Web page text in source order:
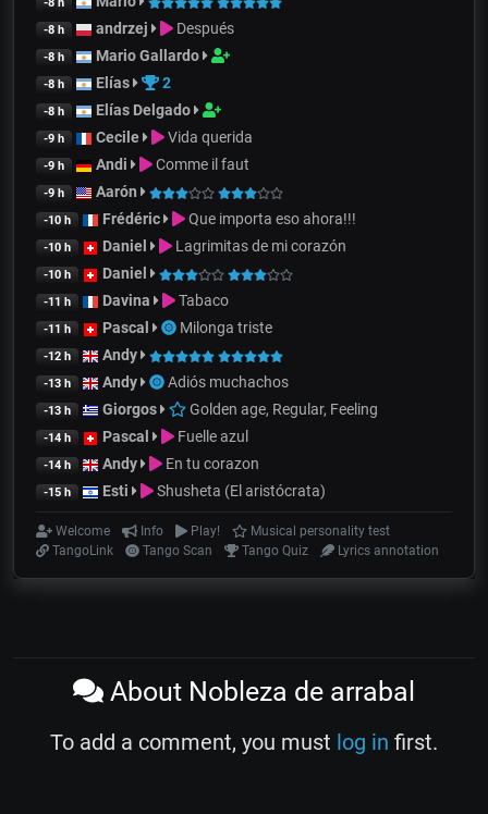
-8 h
-8 h andrzej Después
-8 h Mario Gallardo
-8 h Elías 2
-8 h Elías Delgado
-9 h Cecile Vida querida
-9 h Andi Comme il faut
-9 h Aarón
-10 h Frédéric Que importa eso ahora!!!
-10 h Daniel Lagrimitas de mi corazón
-10 h Daniel
-11 h Davina Tabaco
-11 h Pascal Milonga triste
-12 h Andy
-13 h Andy Adiós muchachos
-13 h Giorgos Golden age, Regular, Feeling
-14 h Pascal Fuelle azul
-14 h Andy En tu corazon
-15 h Esti Shusheta (El aristócrata)
Welcome Info Play!
Musical personality test
TangoLink
Tango Scan Tango Quiz Lyrics annotation
About Nobleza de arrabal
To add a comment, you must log in first.